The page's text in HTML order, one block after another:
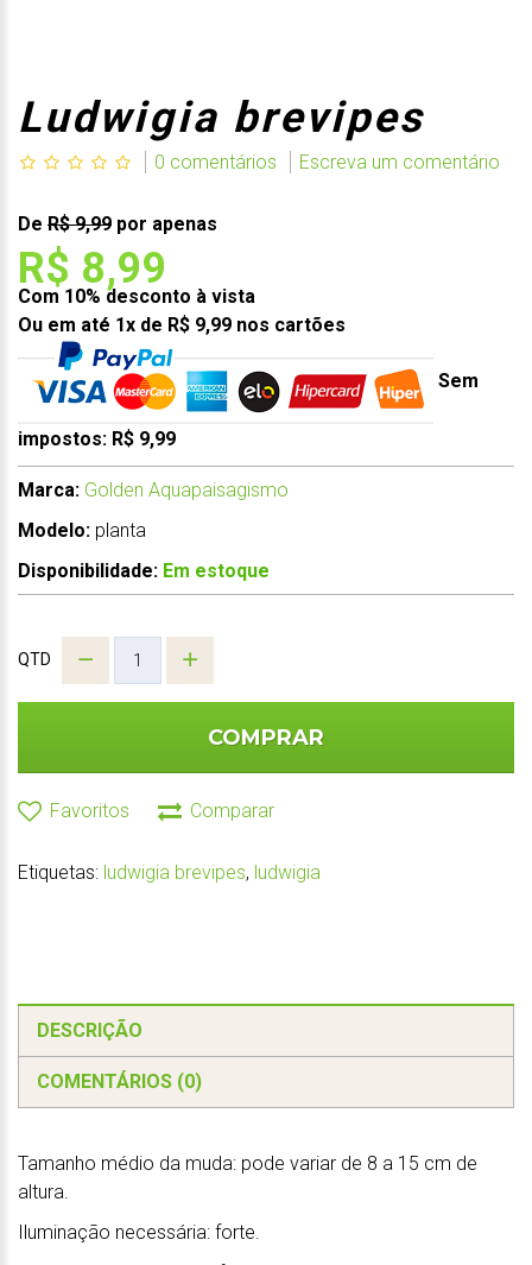
Ludwigia brevipes
0 comentários Escreva um comentário
De R$ 9,99 por apenas
R$ 8,99
Com 10% desconto à vista
Ou em até 1x de R$ 9,99 nos cartões
Sem
impostos: R$ 9,99
Marca: Golden Aquapaisagismo
Modelo: planta
Disponibilidade: Em estoque
QTD
COMPRAR
Favoritos Comparar
Etiquetas: ludwigia brevipes, ludwigia
DESCRIÇÃO
COMENTÁRIOS (0)
Tamanho médio da muda: pode variar de 8 a 15 cm de
altura.
Iluminação necessária: forte.